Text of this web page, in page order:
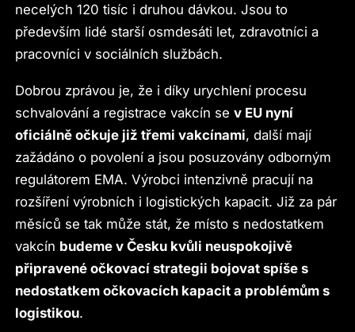
necelých 120 tisíc i druhou dávkou. Jsou to
především lidé starší osmdesáti let, zdravotníci a
pracovníci v sociálních službách.
Dobrou zprávou je, že i díky urychlení procesu
schvalování a registrace vakcín sev EU nyní
oficiálně očkuje již třemi vakcínami, další mají
zažádáno o povolení a jsou posuzovány odborným
regulátorem EMA. Výrobci intenzivně pracují na
rozšíření výrobních i logistických kapacit. Již za pár
měsíců se tak může stát, že místo s nedostatkem
vakcín budeme v Česku kvůli neuspokojivě
připravené očkovací strategii bojovat spíše s
nedostatkem očkovacích kapacit a problémům s
logistikou.